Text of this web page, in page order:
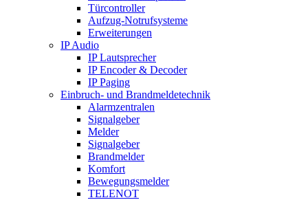
Türcontroller
Aufzug-Notrufsysteme
Erweiterungen
IP Audio
IP Lautsprecher
IP Encoder & Decoder
IP Paging
Einbruch- und Brandmeldetechnik
Alarmzentralen
Signalgeber
Melder
Signalgeber
Brandmelder
Komfort
Bewegungsmelder
TELENOT